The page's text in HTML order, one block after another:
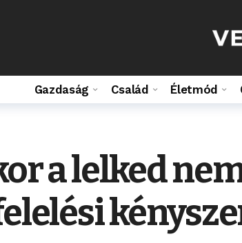
Gazdaság Család Életmód
a lelked